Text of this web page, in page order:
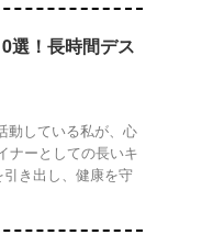
選！長時間デス
動している私が、心
ナーとしての長いキ
き出し、健康を守